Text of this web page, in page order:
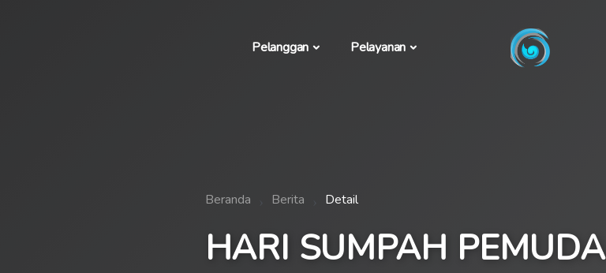
Pelanggan Pelayanan
Beranda Berita Detail
HARI SUMPAH PEMUDA